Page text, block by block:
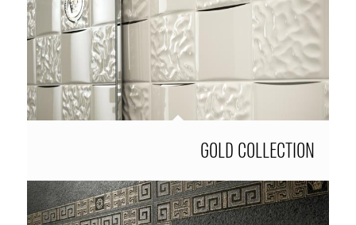
GOLD COLLECTION